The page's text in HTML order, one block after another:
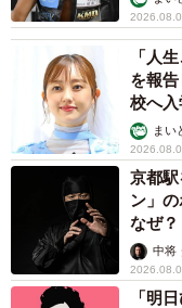
「人
を報
校へ入
まい
京都
ン」
なぜ
未熟」
中将
「明